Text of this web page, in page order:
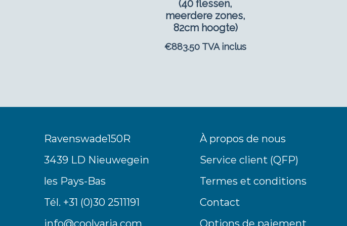
(40 flessen,
meerdere zones,
82cm hoogte)
€883.50 TVA inclus
Ravenswade150R
3439 LD Nieuwegein
les Pays-Bas
Tél. +31 (0)30 2511191
info@coolvaria.com
À propos de nous
Service client (QFP)
Termes et conditions
Contact
Options de paiement